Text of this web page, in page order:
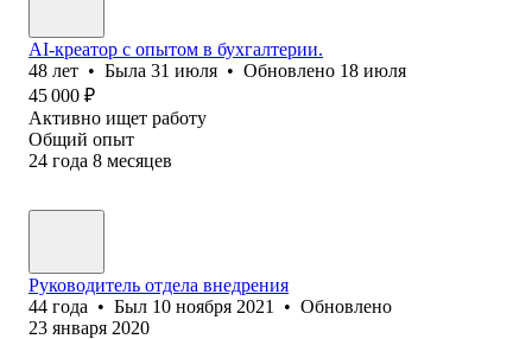
AI-креатор с опытом в бухгалтерии.
48 лет • Была 31 июля • Обновлено 18 июля
45 000 ₽
Активно ищет работу
Общий опыт
24 года 8 месяцев
Руководитель отдела внедрения
44 года • Был 10 ноября 2021 • Обновлено
23 января 2020